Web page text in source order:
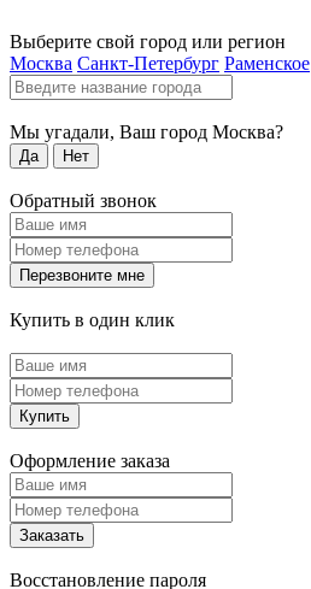
Выберите свой город или регион
Москва Санкт-Петербург Раменское
Мы угадали, Ваш город Москва?
Да Нет
Обратный звонок
Перезвоните мне
Купить в один клик
Купить
Оформление заказа
Заказать
Восстановление пароля